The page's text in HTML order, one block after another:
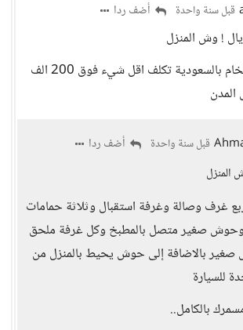
قبل سنة واحدة أضف ردا
الأرضي الخام بالسعودية تكلف اقل شيء فوق 200 الف
قبل سنة واحدة
أضف ردا
المنزل
غرف وصالة وغرفة استقبال وثلاثة حمامات
صغير متصل بالمطبخ وكل غرفة ملحق
بالاضافة إلى حوش يحيط بالمنزل من
للسيارة
بالكامل..